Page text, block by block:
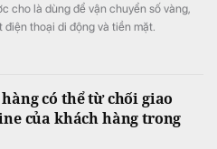
cho là dùng để vận chuyển số vàng,
điện thoại di động và tiền mặt.
có thể từ chối giao
của khách hàng trong